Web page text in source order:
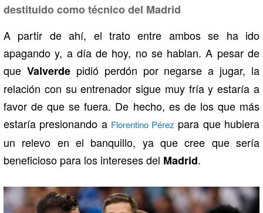
destituido como técnico del Madrid
A partir de ahí, el trato entre ambos se ha ido
apagando y, a día de hoy, no se hablan. A pesar de
que Valverde pidió perdón por negarse a jugar, la
relación con su entrenador sigue muy fría y estaría a
favor de que se fuera. De hecho, es de los que más
estaría presionando a Florentino Pérez para que hubiera
un relevo en el banquillo, ya que cree que sería
beneficioso para los intereses del Madrid.